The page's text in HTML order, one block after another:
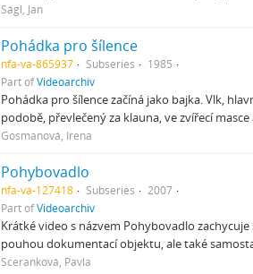
Ságl, Jan
Pohádka pro šílence
nfa-va-865937 Subseries
1985
Part ofVideoarchiv
Pohádka pro šílence začíná jako bajka. Vlk,
podobě, převlečený za klauna, ve zvířecí
Gosmanová, Irena
Pohybovadlo
nfa-va-127418 Subseries
2007
Part ofVideoarchiv
Krátké video s názvem Pohybovadlo
pouhou dokumentací objektu, ale také
Sceranková, Pavla